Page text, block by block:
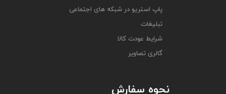
نحوه سفارش
پاپ استریو در شبکه های اجتماعی
تبلیغات
شرایط عودت کالا
گالری تصاویر